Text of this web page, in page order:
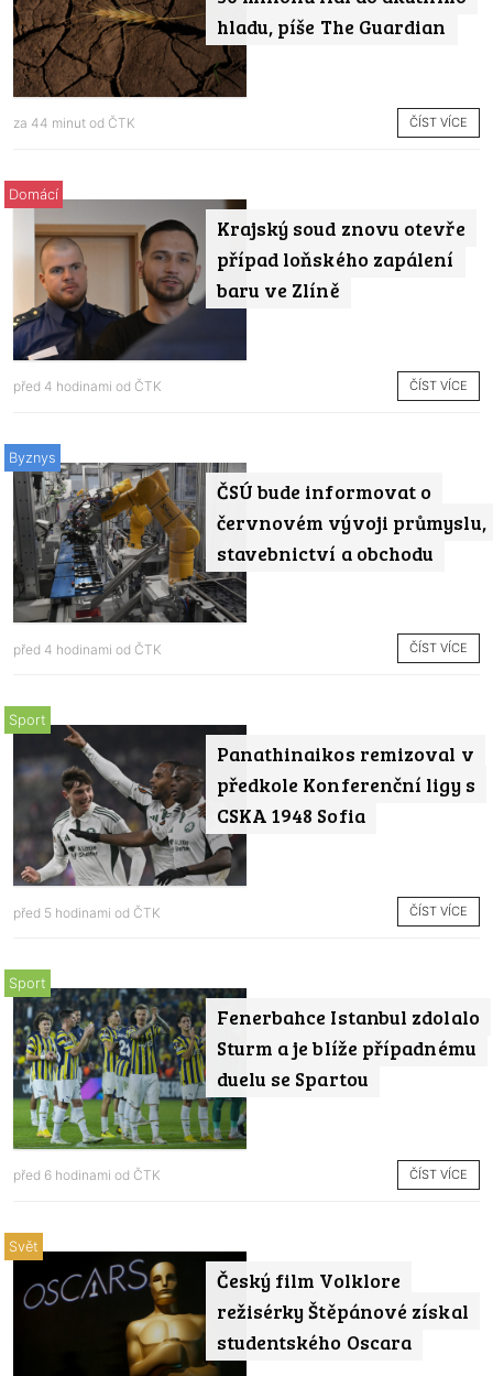
hladu, píše The Guardian
za 44 minut od ČTK ČÍST VÍCE
Krajský soud znovu otevře
případ loňského zapálení
baru ve Zlíně
Domácí
před 4 hodinami od ČTK ČÍST VÍCE
ČSÚ bude informovat o
červnovém vývoji průmyslu,
stavebnictví a obchodu
Byznys
před 4 hodinami od ČTK ČÍST VÍCE
Panathinaikos remizoval v
předkole Konferenční ligy s
CSKA 1948 Sofia
Sport
před 5 hodinami od ČTK ČÍST VÍCE
Fenerbahce Istanbul zdolalo
Sturm a je blíže případnému
duelu se Spartou
Sport
před 6 hodinami od ČTK ČÍST VÍCE
Český film Volklore
režisérky Štěpánové získal
studentského Oscara
Svět